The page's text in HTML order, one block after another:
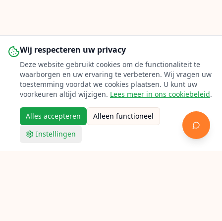
Wij respecteren uw privacy
Deze website gebruikt cookies om de functionaliteit te
waarborgen en uw ervaring te verbeteren. Wij vragen uw
toestemming voordat we cookies plaatsen. U kunt uw
voorkeuren altijd wijzigen. Lees meer in ons cookiebeleid.
Alles accepteren
Alleen functioneel
Instellingen